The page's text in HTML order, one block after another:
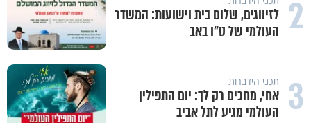
2 לזיווגים, שלום בית וישועות: המשדר
העולמי של ט"ו באב
3 תכני הידברות
אחי, מחכים רק לך: יום התפילין
העולמי מגיע לתל אביב